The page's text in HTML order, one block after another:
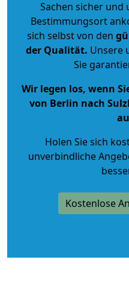
Sachen sicher und
Bestimmungsort
sich selbst von den
der Qualität. Unsere
Sie
Wir legen los, wenn
von Berlin nach
Holen Sie sich
unverbindliche
Kostenlose